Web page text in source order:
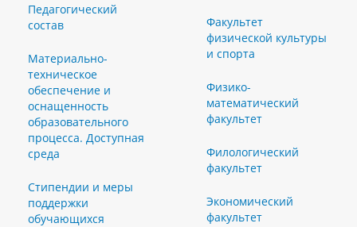
Педагогический
состав
Материально-
техническое
обеспечение и
оснащенность
образовательного
процесса. Доступная
среда
Стипендии и меры
поддержки
обучающихся
Факультет
физической культуры
и спорта
Физико-
математический
факультет
Филологический
факультет
Экономический
факультет